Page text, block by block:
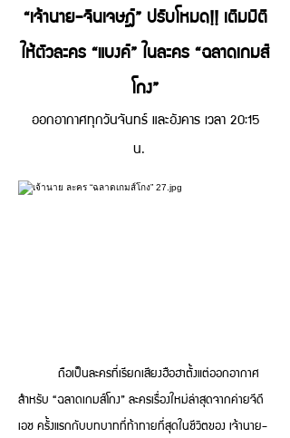
“เจ้านาย-จินเจษฎ์” ปรับโหมด!! เติมมิติ
ให้ตัวละคร “แบงค์” ในละคร “ฉลาดเกมส์
โกง”
ออกอากาศทุกวันจันทร์ และอังคาร เวลา 20:15
น.
ถือเป็นละครที่เรียกเสียงฮือฮาตั้งแต่ออกอากาศ
สำหรับ “ฉลาดเกมส์โกง” ละครเรื่องใหม่ล่าสุดจากค่ายจีดี
เอช ครั้งแรกกับบทบาทที่ท้าทายที่สุดในชีวิตของ เจ้านาย-